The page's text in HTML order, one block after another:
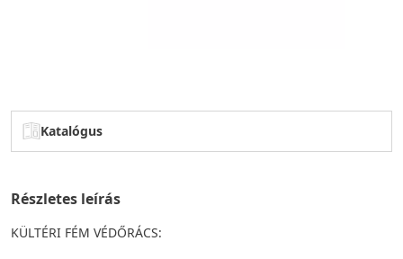
Katalógus
Részletes leírás
KÜLTÉRI FÉM VÉDŐRÁCS: